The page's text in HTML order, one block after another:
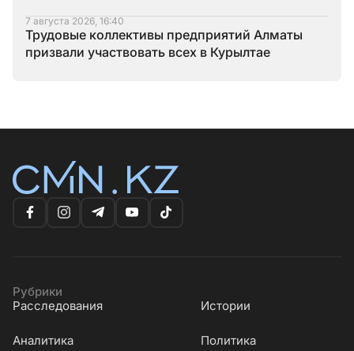
7 августа 2026, 16:40
Трудовые коллективы предприятий Алматы
призвали участвовать всех в Курылтае
Рубрики
Расследования
Истории
Аналитика Политика